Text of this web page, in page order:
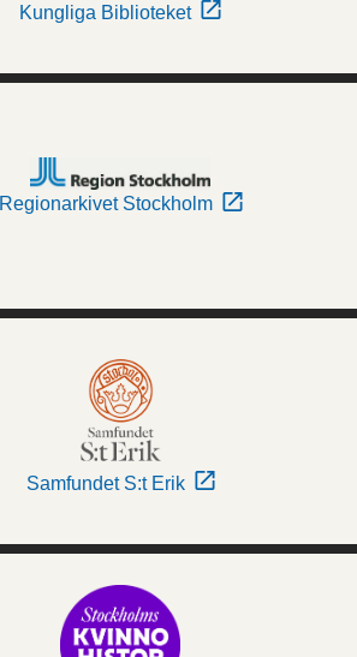
Kungliga Biblioteket
Regionarkivet Stockholm
Samfundet S:t Erik